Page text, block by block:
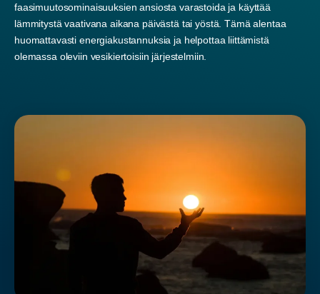
faasimuutosominaisuuksien ansiosta varastoida ja käyttää
lämmitystä vaativana aikana päivästä tai yöstä. Tämä alentaa
huomattavasti energiakustannuksia ja helpottaa liittämistä
olemassa oleviin vesikiertoisiin järjestelmiin.